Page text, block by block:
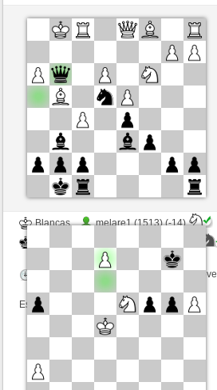
Negras
melare1 (1499)
Blancas
mikisneki1 (1580)
Tiempo: 8 minutes/side + 5 seconds/move
Esta partida es por puntos
Blancas
melare1 (1513) (-14)
Tiempo: 8 minutes/side + 5 seconds/move
Esta partida es por puntos